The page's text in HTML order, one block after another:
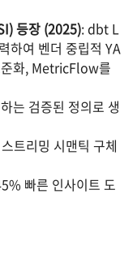
등장 (2025): dbt L
여 벤더 중립적 YA
준화, MetricFlow를
는 검증된 정의로 생
트리밍 시맨틱 구체
빠른 인사이트 도